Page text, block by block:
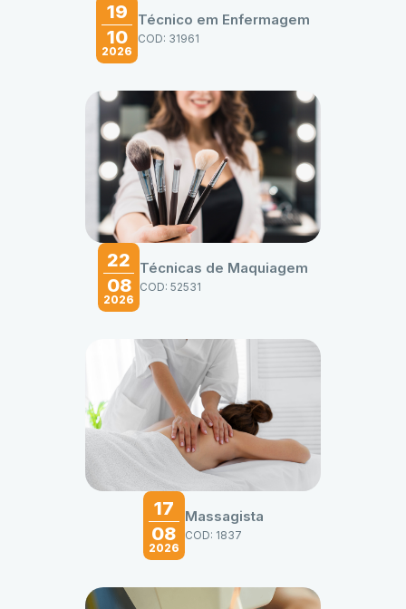
19
10
2026
Técnico em Enfermagem
COD: 31961
22
08
2026
Técnicas de Maquiagem
COD: 52531
17
08
2026
Massagista
COD: 1837